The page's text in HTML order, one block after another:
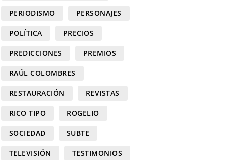
PERIODISMO PERSONAJES
POLÍTICA PRECIOS
PREDICCIONES PREMIOS
RAÚL COLOMBRES
RESTAURACIÓN REVISTAS
RICO TIPO ROGELIO
SOCIEDAD SUBTE
TELEVISIÓN TESTIMONIOS